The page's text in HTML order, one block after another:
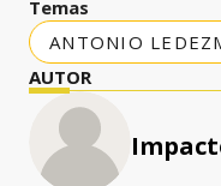
Temas
ANTONIO
AUTOR